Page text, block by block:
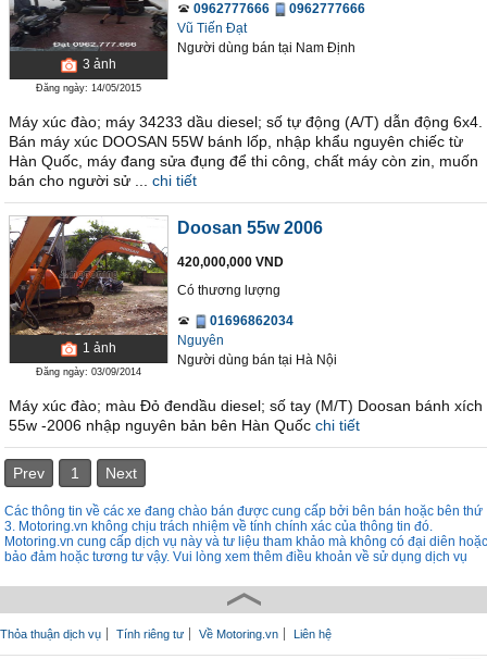
3 ảnh
Đăng ngày: 14/05/2015
0962777666
0962777666
Vũ Tiến Đạt
Người dùng bán tại Nam Ðịnh
Máy xúc đào; máy 34233 dầu diesel; số tự động (A/T) dẫn động 6x4.
Bán máy xúc DOOSAN 55W bánh lốp, nhập khẩu nguyên chiếc từ
Hàn Quốc, máy đang sửa đụng để thi công, chất máy còn zin, muốn
bán cho người sử ...
chi tiết
1 ảnh
Đăng ngày: 03/09/2014
Doosan 55w 2006
420,000,000 VND
Có thương lượng
01696862034
Nguyên
Người dùng bán tại Hà Nội
Máy xúc đào; màu Đỏ đendầu diesel; số tay (M/T) Doosan bánh xích
55w -2006 nhập nguyên bản bên Hàn Quốc chi tiết
Prev 1 Next
Các thông tin về các xe đang chào bán được cung cấp bởi bên bán hoặc bên thứ
3. Motoring.vn không chịu trách nhiệm về tính chính xác của thông tin đó.
Motoring.vn cung cấp dịch vụ này và tư liệu tham khảo mà không có đại diên hoặc
bảo đảm hoặc tương tư vậy. Vui lòng xem thêm điều khoản về sử dụng dịch vụ
Thỏa thuận dịch vụ Tính riêng tư Về Motoring.vn Liên hệ